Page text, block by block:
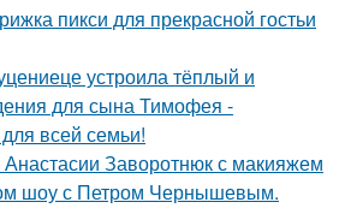
пикси для прекрасной гостьи
устроила тёплый и
для сына Тимофея -
всей семьи!
Заворотнюк с макияжем
шоу с Петром Чернышевым.